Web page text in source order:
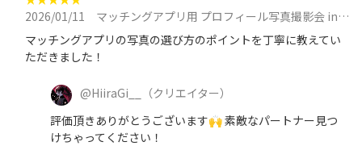
2026/01/11
マッチングアプリ用 プロフィール写真撮影会 in 池袋 at 1月11日（日）15:00 ~ 16:30に参加
マッチングアプリの写真の選び方のポイントを丁寧に教えてい
ただきました！
@HiiraGi__
（クリエイター）
評価頂きありがとうございます🙌 素敵なパートナー見つ
けちゃってください！